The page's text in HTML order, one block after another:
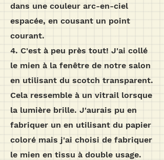
dans une couleur arc-en-ciel
espacée, en cousant un point
courant.
4. C'est à peu près tout! J'ai collé
le mien à la fenêtre de notre salon
en utilisant du scotch transparent.
Cela ressemble à un vitrail lorsque
la lumière brille. J'aurais pu en
fabriquer un en utilisant du papier
coloré mais j'ai choisi de fabriquer
le mien en tissu à double usage.